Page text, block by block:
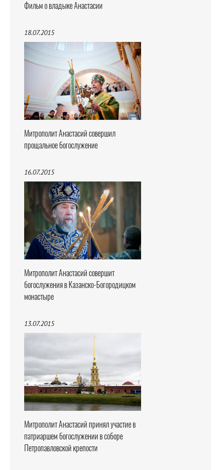
Фильм о владыке Анастасии
18.07.2015
Митрополит Анастасий совершил
прощальное богослужение
16.07.2015
Митрополит Анастасий совершит
богослужения в Казанско-Богородицком
монастыре
13.07.2015
Митрополит Анастасий принял участие в
патриаршем богослужении в соборе
Петропавловской крепости